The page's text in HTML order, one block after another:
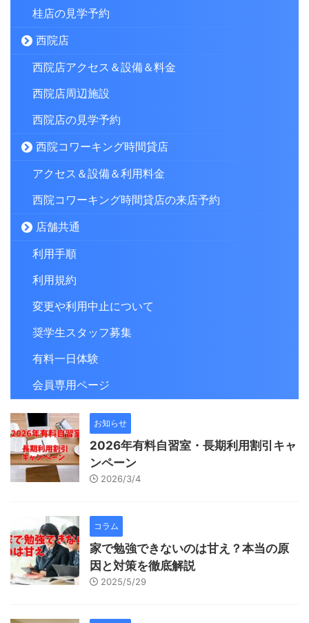
桂店の見学予約
西院店
西院店アクセス＆設備＆料金
西院店周辺施設
西院店の見学予約
西院コワーキング時間貸店
アクセス＆設備＆利用料金
西院コワーキング時間貸店の来店予約
店舗共通
利用手順
利用規約
変更や利用中止について
奨学生スタッフ募集
有料一日体験
会員専用ページ
お知らせ
2026年有料自習室・長期利用割引キャ
ンペーン
2026/3/4
コラム
家で勉強できないのは甘え？本当の原
因と対策を徹底解説
2025/5/29